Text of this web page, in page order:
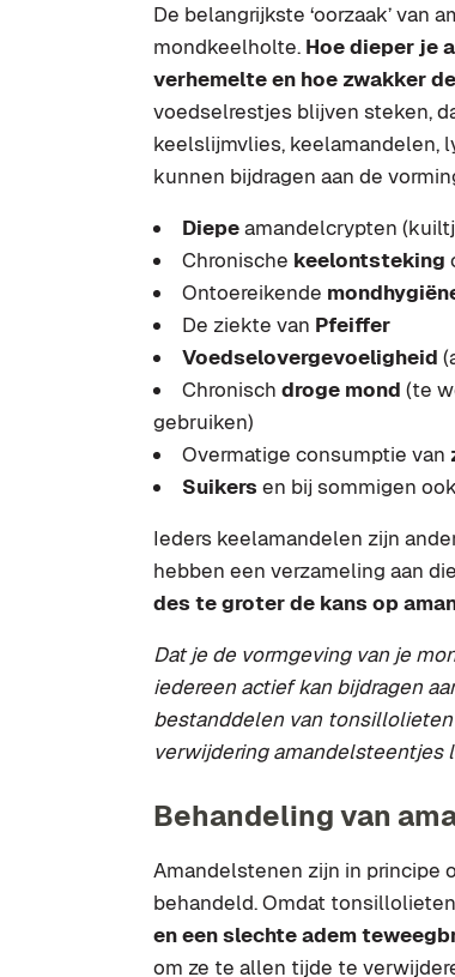
De belangrijkste ‘oorzaak’ van
mondkeelholte. Hoe dieper je
verhemelte en hoe zwakker
voedselrestjes blijven steken,
keelslijmvlies, keelamandelen,
kunnen bijdragen aan de
Diepeamandelcrypten
Chronische keelontsteking
Ontoereikende
De ziekte van Pfeiffer
Voedselovergevoeligheid
Chronisch droge mond (te
gebruiken)
Overmatige consumptie van
Suikers en bij sommigen
Ieders keelamandelen zijn
hebben een verzameling aan
des te groter de kans op
Dat je de vormgeving van je
iedereen actief kan bijdragen
bestanddelen van tonsillolieten
verwijdering amandelsteentjes
Behandeling van
Amandelstenen zijn in principe
behandeld. Omdat
en een slechte adem
om ze te allen tijde te